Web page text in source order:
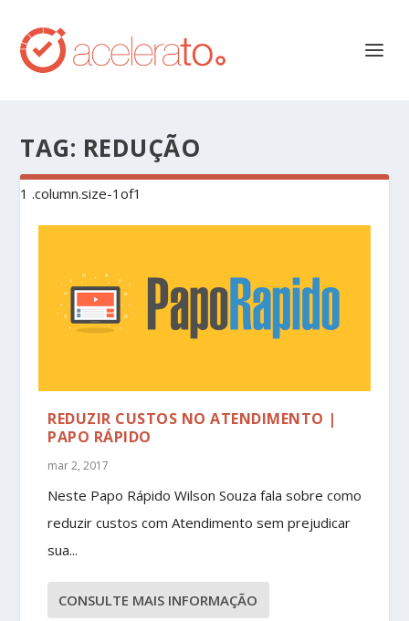
TAG: REDUÇÃO
REDUZIR CUSTOS NO ATENDIMENTO |
PAPO RÁPIDO
mar 2, 2017
Neste Papo Rápido Wilson Souza fala sobre como
reduzir custos com Atendimento sem prejudicar
sua...
CONSULTE MAIS INFORMAÇÃO